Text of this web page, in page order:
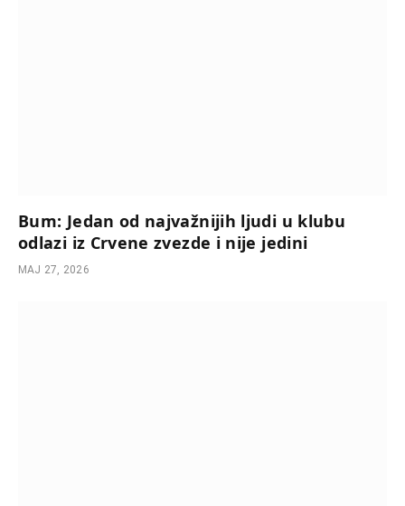
Bum: Jedan od najvažnijih ljudi u klubu
odlazi iz Crvene zvezde i nije jedini
МАЈ 27, 2026